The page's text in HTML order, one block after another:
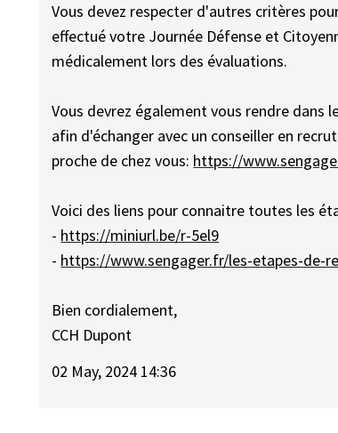
Vous devez respecter d'autres critères
effectué votre Journée Défense et
médicalement lors des évaluations.
Vous devrez également vous rendre dans
afin d'échanger avec un conseiller en
proche de chez vous: https://
Voici des liens pour connaitre toutes les
- https://miniurl.be/r-5el9
- https://www.sengager.fr/les-etapes-
Bien cordialement,
CCH Dupont
02 May, 2024 14:36